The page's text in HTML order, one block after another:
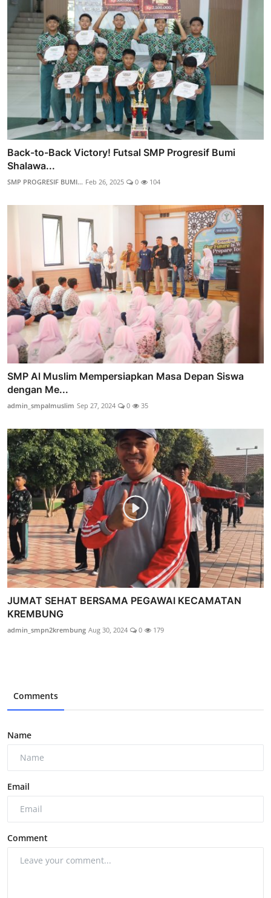
Back-to-Back Victory! Futsal SMP Progresif Bumi
Shalawa...
SMP PROGRESIF BUMI... Feb 26, 2025 0 104
SMP Al Muslim Mempersiapkan Masa Depan Siswa
dengan Me...
admin_smpalmuslim Sep 27, 2024 0 35
JUMAT SEHAT BERSAMA PEGAWAI KECAMATAN
KREMBUNG
admin_smpn2krembung Aug 30, 2024 0 179
Comments
Name
Email
Comment